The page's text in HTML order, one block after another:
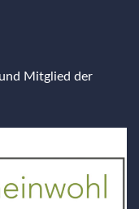
Mitglied der